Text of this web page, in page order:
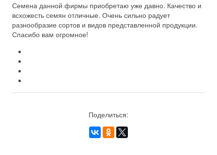
Семена данной фирмы приобретаю уже давно. Качество и
всхожесть семян отличные. Очень сильно радует
разнообразие сортов и видов представленной продукции.
Спасибо вам огромное!
Поделиться: